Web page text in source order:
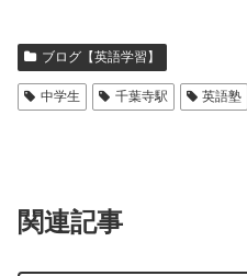
ブログ【英語学習】
中学生 千葉寺駅 英語塾
関連記事